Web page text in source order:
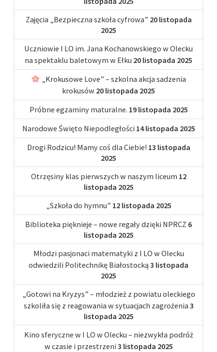
Zajęcia „Bezpieczna szkoła cyfrowa” 20 listopada
2025
Uczniowie I LO im. Jana Kochanowskiego w Olecku
na spektaklu baletowym w Ełku 20 listopada 2025
„Krokusowe Love” – szkolna akcja sadzenia
krokusów 20 listopada 2025
Próbne egzaminy maturalne. 19 listopada 2025
Narodowe Święto Niepodległości 14 listopada 2025
Drogi Rodzicu! Mamy coś dla Ciebie! 13 listopada
2025
Otrzęsiny klas pierwszych w naszym liceum 12
listopada 2025
„Szkoła do hymnu” 12 listopada 2025
Biblioteka pięknieje – nowe regały dzięki NPRCZ 6
listopada 2025
Młodzi pasjonaci matematyki z I LO w Olecku
odwiedzili Politechnikę Białostocką 3 listopada
2025
„Gotowi na Kryzys” – młodzież z powiatu oleckiego
szkoliła się z reagowania w sytuacjach zagrożenia 3
listopada 2025
Kino sferyczne w I LO w Olecku – niezwykła podróż
w czasie i przestrzeni 3 listopada 2025